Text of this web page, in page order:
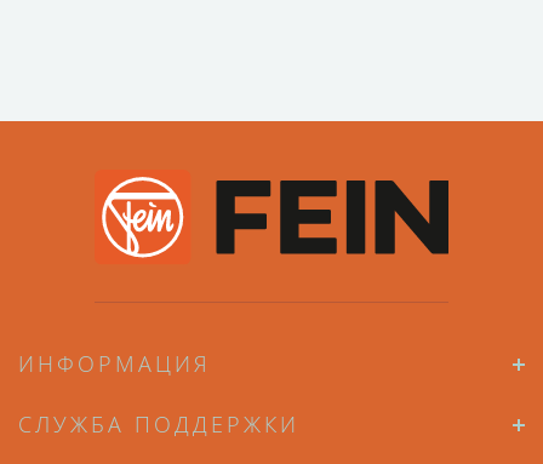
ИНФОРМАЦИЯ
СЛУЖБА ПОДДЕРЖКИ